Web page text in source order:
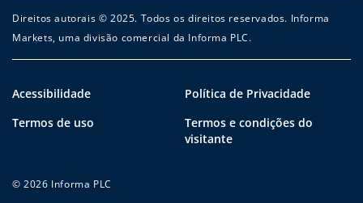
Direitos autorais © 2025. Todos os direitos reservados. Informa
Markets, uma divisão comercial da Informa PLC.
Acessibilidade
Política de Privacidade
Termos de uso
Termos e condições do
visitante
© 2026 Informa PLC